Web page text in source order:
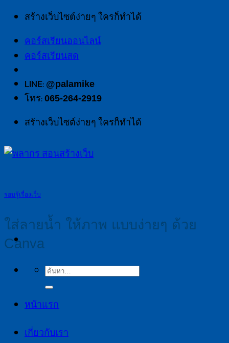
สร้างเว็บไซต์ง่ายๆ ใครก็ทำได้
คอร์สเรียนออนไลน์
คอร์สเรียนสด
LINE: @palamike
โทร: 065-264-2919
สร้างเว็บไซต์ง่ายๆ ใครก็ทำได้
หน้าแรก
เกี่ยวกับเรา
รอบรู้เรื่องเว็บ
ใส่ลายน้ำ ให้ภาพ แบบง่ายๆ ด้วย
Canva